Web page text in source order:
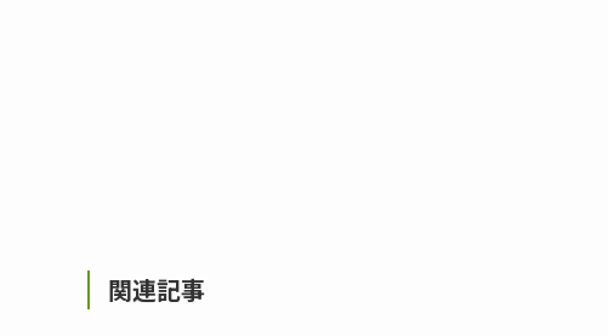
関連記事